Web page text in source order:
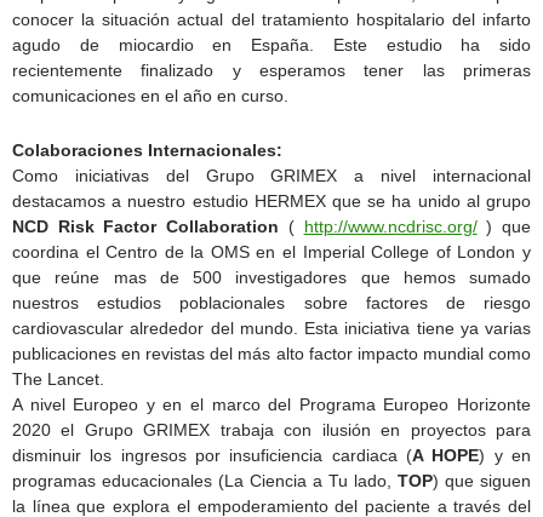
conocer la situación actual del tratamiento hospitalario del infarto
agudo de miocardio en España. Este estudio ha sido
recientemente finalizado y esperamos tener las primeras
comunicaciones en el año en curso.
Colaboraciones Internacionales:
Como iniciativas del Grupo GRIMEX a nivel internacional
destacamos a nuestro estudio HERMEX que se ha unido al grupo
NCD Risk Factor Collaboration ( http://www.ncdrisc.org/) que
coordina el Centro de la OMS en el Imperial College of London y
que reúne mas de 500 investigadores que hemos sumado
nuestros estudios poblacionales sobre factores de riesgo
cardiovascular alrededor del mundo. Esta iniciativa tiene ya varias
publicaciones en revistas del más alto factor impacto mundial como
The Lancet.
A nivel Europeo y en el marco del Programa Europeo Horizonte
2020 el Grupo GRIMEX trabaja con ilusión en proyectos para
disminuir los ingresos por insuficiencia cardiaca (A HOPE) y en
programas educacionales (La Ciencia a Tu lado, TOP) que siguen
la línea que explora el empoderamiento del paciente a través del